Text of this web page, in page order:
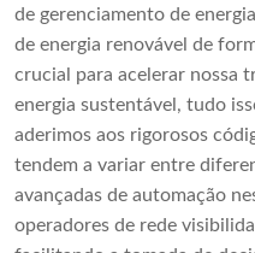
de gerenciamento de
de energia renovável de
crucial para acelerar nossa
energia sustentável, tudo
aderimos aos rigorosos
tendem a variar entre
avançadas de automação
operadores de rede